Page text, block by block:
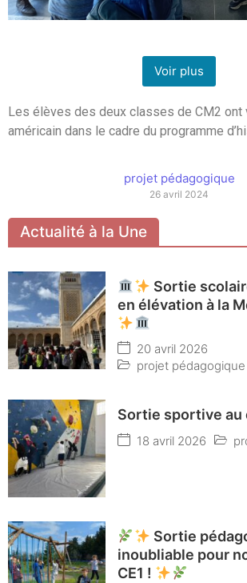
Voir plus
Les élèves des deux classes de CM2
américain dans le cadre du programme
projet pédagogique
26 avril 2024
Actualité à la Une
Sortie
en élévation à la
20 avril 2026
projet pédagogique
Sortie sportive au
18 avril 2026
Sortie
inoubliable pour
CE1 !